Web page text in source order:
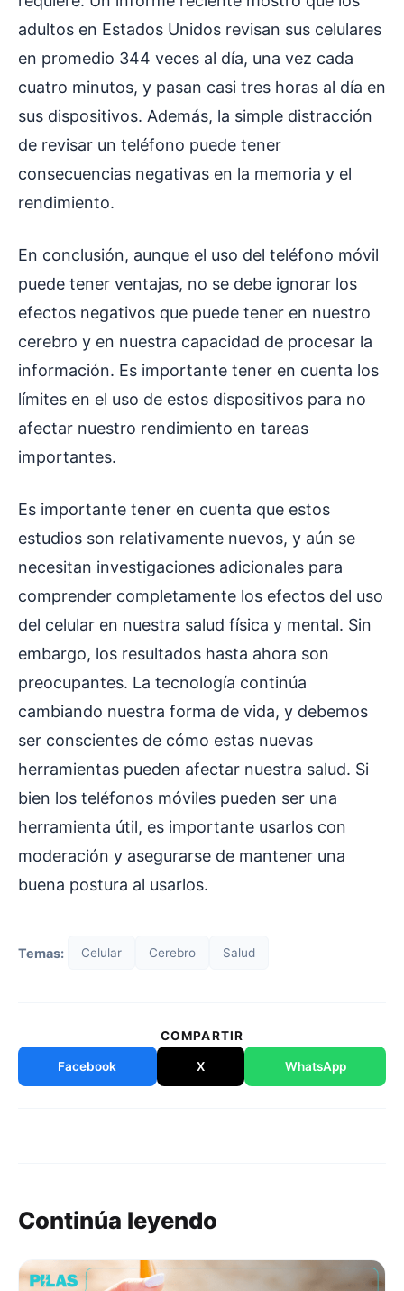
adultos en Estados Unidos revisan sus celulares
en promedio 344 veces al día, una vez cada
cuatro minutos, y pasan casi tres horas al día en
sus dispositivos. Además, la simple distracción
de revisar un teléfono puede tener
consecuencias negativas en la memoria y el
rendimiento.
En conclusión, aunque el uso del teléfono móvil
puede tener ventajas, no se debe ignorar los
efectos negativos que puede tener en nuestro
cerebro y en nuestra capacidad de procesar la
información. Es importante tener en cuenta los
límites en el uso de estos dispositivos para no
afectar nuestro rendimiento en tareas
importantes.
Es importante tener en cuenta que estos
estudios son relativamente nuevos, y aún se
necesitan investigaciones adicionales para
comprender completamente los efectos del uso
del celular en nuestra salud física y mental. Sin
embargo, los resultados hasta ahora son
preocupantes. La tecnología continúa
cambiando nuestra forma de vida, y debemos
ser conscientes de cómo estas nuevas
herramientas pueden afectar nuestra salud. Si
bien los teléfonos móviles pueden ser una
herramienta útil, es importante usarlos con
moderación y asegurarse de mantener una
buena postura al usarlos.
Temas: Celular Cerebro Salud
COMPARTIR
Facebook X WhatsApp
Continúa leyendo